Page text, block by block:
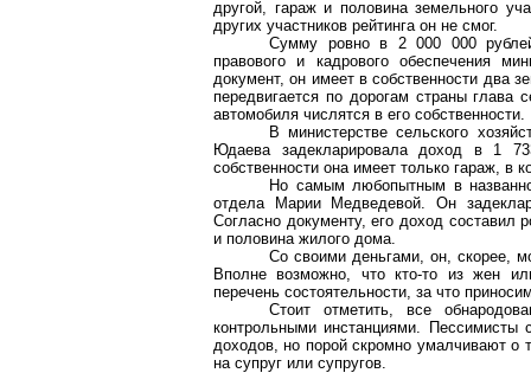
другой, гараж и половина земельного
других участников рейтинга он не смог.
Сумму ровно в 2 000 000 рублей
правового и кадрового обеспечения
документ, он имеет в собственности два
передвигается по дорогам страны
автомобиля числятся в его собственности.
В министерстве сельского
Юдаева задекларировала доход в 1
собственности она имеет только гараж, в
Но самым любопытным в
отдела Марии Медведевой. Он
Согласно документу, его доход составил
и половина жилого дома.
Со своими деньгами, он, скорее,
Вполне возможно, что кто-то из жен
перечень состоятельности, за что
Стоит отметить, все
контрольными инстанциями.
доходов, но порой скромно умалчивают о
на супруг или супругов.